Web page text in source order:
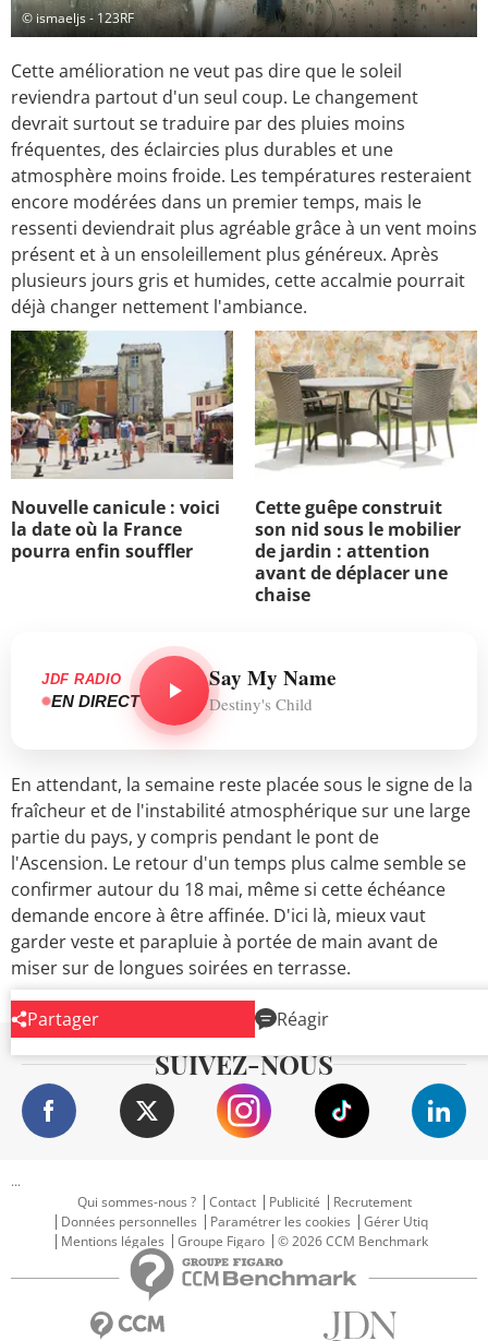
© ismaeljs - 123RF
Cette amélioration ne veut pas dire que le soleil
reviendra partout d'un seul coup. Le changement
devrait surtout se traduire par des pluies moins
fréquentes, des éclaircies plus durables et une
atmosphère moins froide. Les températures resteraient
encore modérées dans un premier temps, mais le
ressenti deviendrait plus agréable grâce à un vent moins
présent et à un ensoleillement plus généreux. Après
plusieurs jours gris et humides, cette accalmie pourrait
déjà changer nettement l'ambiance.
Nouvelle canicule : voici
la date où la France
pourra enfin souffler
Cette guêpe construit
son nid sous le mobilier
de jardin : attention
avant de déplacer une
chaise
JDF RADIO
EN DIRECT
Say My Name
Destiny's Child
En attendant, la semaine reste placée sous le signe de la
fraîcheur et de l'instabilité atmosphérique sur une large
partie du pays, y compris pendant le pont de
l'Ascension. Le retour d'un temps plus calme semble se
confirmer autour du 18 mai, même si cette échéance
demande encore à être affinée. D'ici là, mieux vaut
garder veste et parapluie à portée de main avant de
miser sur de longues soirées en terrasse.
Partager Réagir
SUIVEZ-NOUS
...
Qui sommes-nous ?
Contact Publicité
Recrutement
Données personnelles
Paramétrer les cookies
Gérer Utiq
Mentions légales
Groupe Figaro © 2026 CCM Benchmark